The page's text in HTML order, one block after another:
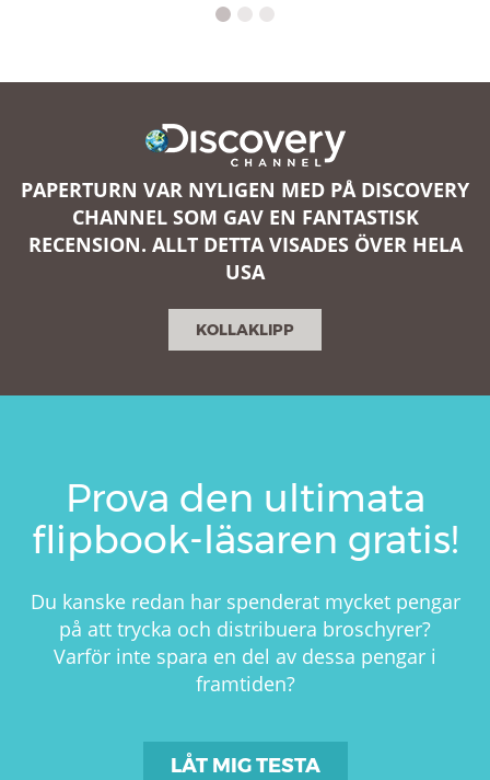
PAPERTURN VAR NYLIGEN MED PÅ DISCOVERY
CHANNEL SOM GAV EN FANTASTISK
RECENSION. ALLT DETTA VISADES ÖVER HELA
USA
KOLLAKLIPP
Prova den ultimata
flipbook-läsaren gratis!
Du kanske redan har spenderat mycket pengar
på att trycka och distribuera broschyrer?
Varför inte spara en del av dessa pengar i
framtiden?
LÅT MIG TESTA